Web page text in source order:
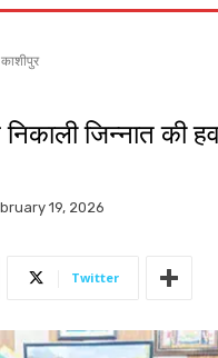
काशीपुर
जिन्नात की
19, 2026
Twitter